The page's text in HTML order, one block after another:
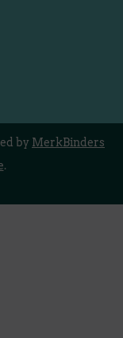
by MerkBinders
.